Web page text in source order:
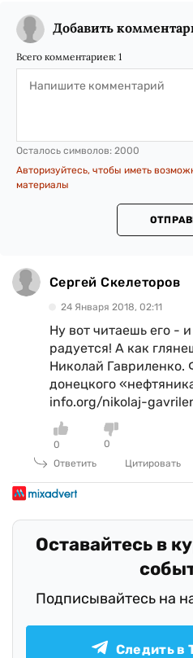
Добавить
Всего комментариев: 1
Осталось символов: 2000
Авторизуйтесь, чтобы иметь
материалы
Сергей Скелеторов
24 Января 2018, 02:11
Ну вот читаешь его -
радуется! А как
Николай Гавриленко.
донецкого
info.org/nikolaj-
0
0
Ответить
Цитировать
Оставайтесь в
Подписывайтесь на
Следить в